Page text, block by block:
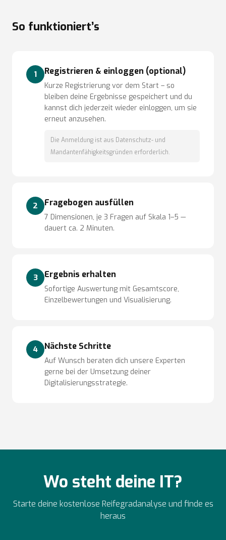
So funktioniert’s
1 Registrieren & einloggen (optional)
Kurze Registrierung vor dem Start – so
bleiben deine Ergebnisse gespeichert und du
kannst dich jederzeit wieder einloggen, um sie
erneut anzusehen.
Die Anmeldung ist aus Datenschutz- und
Mandantenfähigkeitsgründen erforderlich.
2 Fragebogen ausfüllen
7 Dimensionen, je 3 Fragen auf Skala 1–5 —
dauert ca. 2 Minuten.
3 Ergebnis erhalten
Sofortige Auswertung mit Gesamtscore,
Einzelbewertungen und Visualisierung.
4 Nächste Schritte
Auf Wunsch beraten dich unsere Experten
gerne bei der Umsetzung deiner
Digitalisierungsstrategie.
Wo steht deine IT?
Starte deine kostenlose Reifegradanalyse und finde es
heraus